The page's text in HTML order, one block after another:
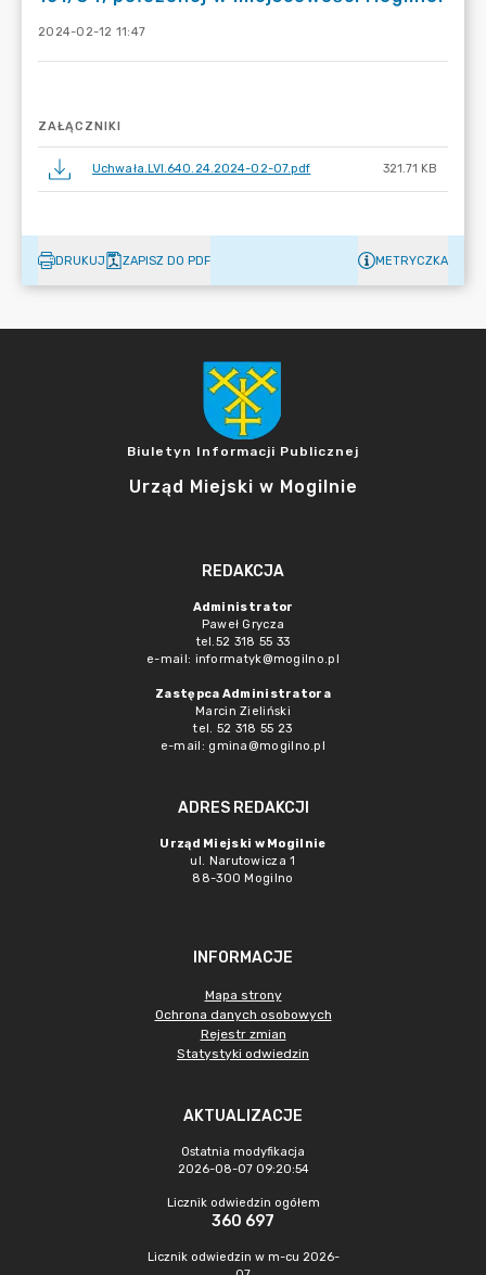
2024-02-12 11:47
ZAŁĄCZNIKI
Uchwała.LVI.640.24.2024-02-07.pdf 321.71 KB
DRUKUJ ZAPISZ DO PDF METRYCZKA
Biuletyn Informacji Publicznej
Urząd Miejski w Mogilnie
REDAKCJA
Administrator
Paweł Grycza
tel.52 318 55 33
e-mail: informatyk@mogilno.pl
Zastępca Administratora
Marcin Zieliński
tel. 52 318 55 23
e-mail: gmina@mogilno.pl
ADRES REDAKCJI
Urząd Miejski w Mogilnie
ul. Narutowicza 1
88-300 Mogilno
INFORMACJE
Mapa strony
Ochrona danych osobowych
Rejestr zmian
Statystyki odwiedzin
AKTUALIZACJE
Ostatnia modyfikacja
2026-08-07 09:20:54
Licznik odwiedzin ogółem
360 697
Licznik odwiedzin w m-cu 2026-